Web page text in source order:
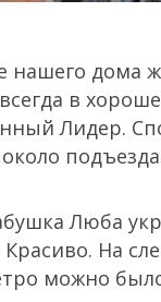
нашего дома
в
Лидер.
около
Люба
Красиво. На
можно